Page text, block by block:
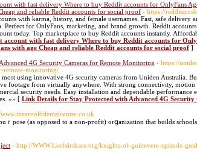
with fast delivery Where to buy Reddit accounts for OnlyFans
and reliable Reddit accounts for social proof - https://
with karma, history, and female usernames. Fast, safe
Perfect for OnlyFans, marketing, and brand growth. Reddit
today. Top marketplace to buy Reddit accounts instantly.
account with fast delivery Where to buy Reddit accounts for
with age Cheap and reliable Reddit accounts for social proof ]
4G Security Cameras for Remote Monitoring - https://
remote-monitoring/
most using innovative 4G security cameras from Uniden Australia.
footage from virtually anywhere. With strong connectivity,
security needs. Easy installation and dependable
»» [ Link Details for Stay Protected with Advanced 4G
ｒpose (as opposed to a non-pгofit) orցanization that builds
- http://WWW.Leefairshare.org/knights-of-guinevere-episode-